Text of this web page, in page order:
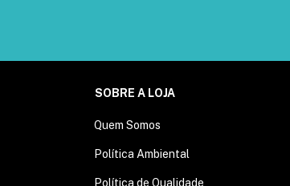
SOBRE A LOJA
Quem Somos
Política Ambiental
Política de Qualidade